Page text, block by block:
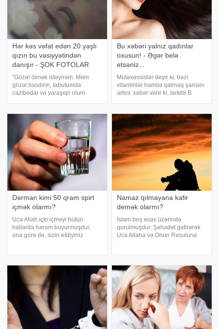
Hər kəs vəfat edən 20 yaşlı
qızın bu vəsiyyətindən
danışır - ŞOK FOTOLAR
"Gözəl ölmək istəyirəm. Məni
gözəl basdırın, tabutumda
cazibədar və yaraşıqlı olum.
Prequntanın anasına dediyi son
sözləri, vəsiyyəti belə idi. -a
istinadə
Bu xəbəri yalnız qadınlar
oxusun! - Əgər belə
etsəniz...
Mütəxəssislər deyir ki, bəzi
vitaminlər hamilə qalmaq şansını
artırır. xəbər verir ki, tərkibi B
sürətləndirir. Xüsusilə, hamiləlik
müddətində progesteron
hormonunu artırır
Dərman kimi 50 qram spirt
içmək olarmı?
Uca Allah içki içməyi bütün
hallarda haram buyurmuşdur,
ona görə də, sizin etdiyiniz
(tapınmaq məqsədilə) dik
qoyulmu
Namaz qılmayana kafir
demək olarmı?
İslam beş əsas üzərində
qurulmuşdur. Şəhadət gətirərək
Uca Allaha və Onun Rəsuluna
namaz, zəkat, oruc, həcc kimi
vacib əməllər tələ